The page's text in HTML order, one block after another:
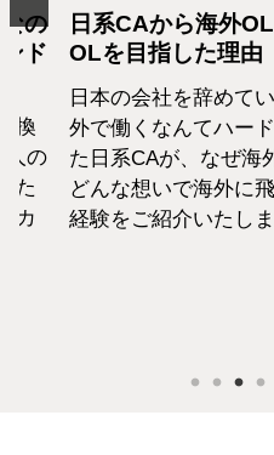
の
ド
換
人の
た
カ
日系CAから海外
OLを目指した理由
日本の会社を辞めて
外で働くなんてハー
た日系CAが、なぜ海
どんな想いで海外に
経験をご紹介いたしま